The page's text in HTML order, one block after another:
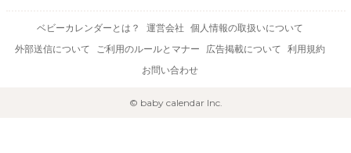
ベビーカレンダーとは？ 運営会社
個人情報の取扱いについて
外部送信について
ご利用のルールとマナー 広告掲載について
利用規約
お問い合わせ
© baby calendar Inc.